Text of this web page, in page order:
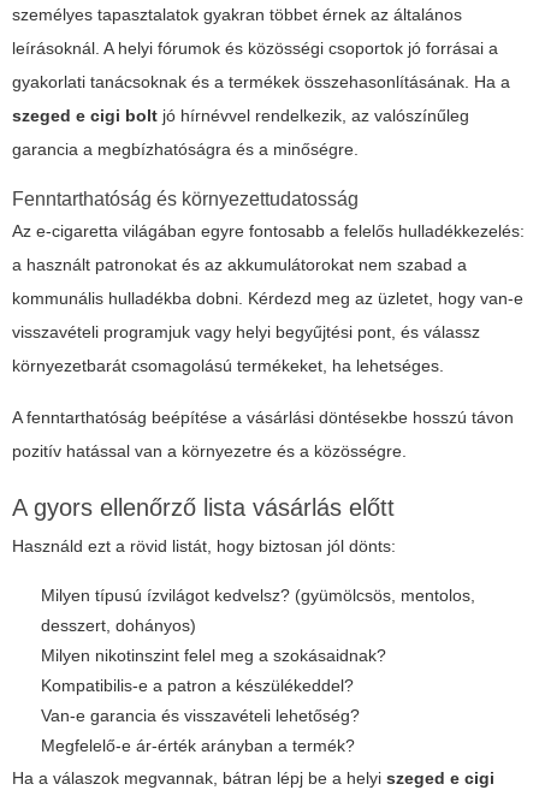
személyes tapasztalatok gyakran többet érnek az általános
leírásoknál. A helyi fórumok és közösségi csoportok jó forrásai a
gyakorlati tanácsoknak és a termékek összehasonlításának. Ha a
szeged e cigi bolt jó hírnévvel rendelkezik, az valószínűleg
garancia a megbízhatóságra és a minőségre.
Fenntarthatóság és környezettudatosság
Az e-cigaretta világában egyre fontosabb a felelős hulladékkezelés:
a használt patronokat és az akkumulátorokat nem szabad a
kommunális hulladékba dobni. Kérdezd meg az üzletet, hogy van-e
visszavételi programjuk vagy helyi begyűjtési pont, és válassz
környezetbarát csomagolású termékeket, ha lehetséges.
A fenntarthatóság beépítése a vásárlási döntésekbe hosszú távon
pozitív hatással van a környezetre és a közösségre.
A gyors ellenőrző lista vásárlás előtt
Használd ezt a rövid listát, hogy biztosan jól dönts:
Milyen típusú ízvilágot kedvelsz? (gyümölcsös, mentolos,
desszert, dohányos)
Milyen nikotinszint felel meg a szokásaidnak?
Kompatibilis-e a patron a készülékeddel?
Van-e garancia és visszavételi lehetőség?
Megfelelő-e ár-érték arányban a termék?
Ha a válaszok megvannak, bátran lépj be a helyi szeged e cigi